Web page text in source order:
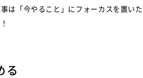
は「今やること」にフォーカスを置いた
る